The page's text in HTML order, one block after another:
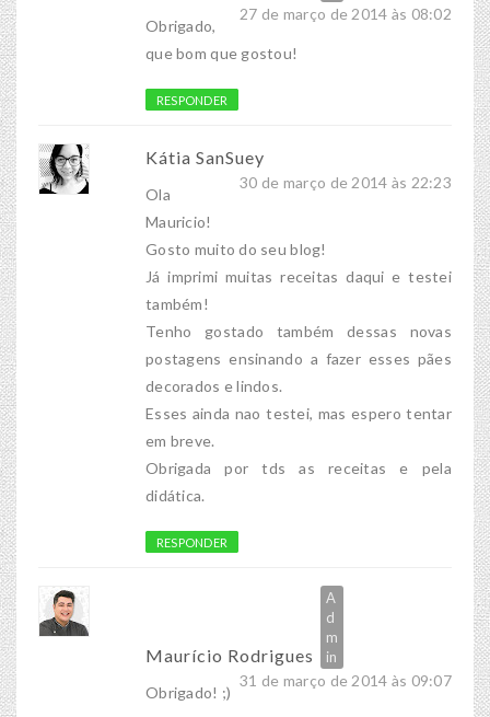
27 de março de 2014 às 08:02
Obrigado,
que bom que gostou!
RESPONDER
Kátia SanSuey
30 de março de 2014 às 22:23
Ola
Mauricio!
Gosto muito do seu blog!
Já imprimi muitas receitas daqui e testei
também!
Tenho gostado também dessas novas
postagens ensinando a fazer esses pães
decorados e lindos.
Esses ainda nao testei, mas espero tentar
em breve.
Obrigada por tds as receitas e pela
didática.
RESPONDER
Maurício Rodrigues
31 de março de 2014 às 09:07
Obrigado! ;)